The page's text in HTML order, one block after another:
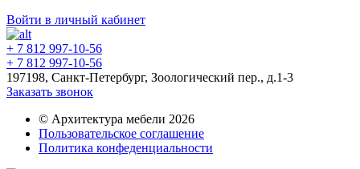
Войти в личный кабинет
+ 7 812 997-10-56
+ 7 812 997-10-56
197198, Санкт-Петербург, Зоологический пер., д.1-3
Заказать звонок
© Архитектура мебели 2026
Пользовательское соглашение
Политика конфеденциальности